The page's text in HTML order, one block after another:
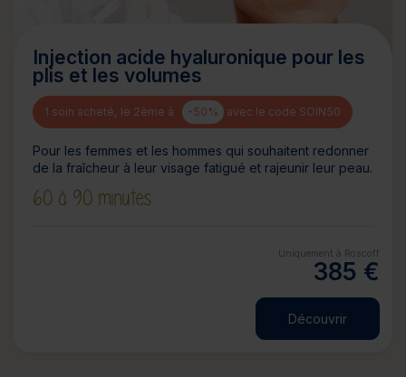
Injection acide hyaluronique pour les
plis et les volumes
1 soin acheté, le 2ème à -50% avec le code SOIN50
Pour les femmes et les hommes qui souhaitent redonner
de la fraîcheur à leur visage fatigué et rajeunir leur peau.
60 à 90 minutes
Uniquement à Roscoff
385 €
Découvrir